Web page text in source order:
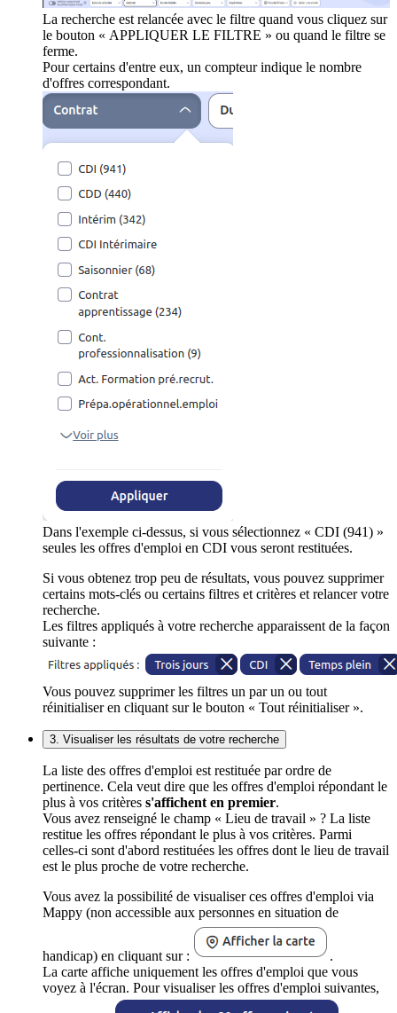
La recherche est relancée avec le filtre quand vous cliquez sur
le bouton « APPLIQUER LE FILTRE » ou quand le filtre se
ferme.
Pour certains d'entre eux, un compteur indique le nombre
d'offres correspondant.
Dans l'exemple ci-dessus, si vous sélectionnez « CDI (941) »
seules les offres d'emploi en CDI vous seront restituées.
Si vous obtenez trop peu de résultats, vous pouvez supprimer
certains mots-clés ou certains filtres et critères et relancer votre
recherche.
Les filtres appliqués à votre recherche apparaissent de la façon
suivante :
Vous pouvez supprimer les filtres un par un ou tout
réinitialiser en cliquant sur le bouton « Tout réinitialiser ».
3. Visualiser les résultats de votre recherche
La liste des offres d'emploi est restituée par ordre de
pertinence. Cela veut dire que les offres d'emploi répondant le
plus à vos critères s'affichent en premier.
Vous avez renseigné le champ « Lieu de travail » ? La liste
restitue les offres répondant le plus à vos critères. Parmi
celles-ci sont d'abord restituées les offres dont le lieu de travail
est le plus proche de votre recherche.
Vous avez la possibilité de visualiser ces offres d'emploi via
Mappy (non accessible aux personnes en situation de
handicap) en cliquant sur :
.
La carte affiche uniquement les offres d'emploi que vous
voyez à l'écran. Pour visualiser les offres d'emploi suivantes,